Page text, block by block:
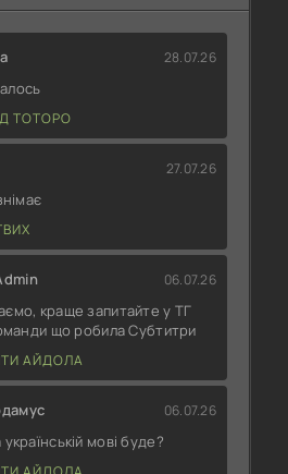
28.07.26
ТОТОРО
27.07.26
06.07.26
краще запитайте у ТГ
що робила Субтитри
АЙДОЛА
06.07.26
мові буде?